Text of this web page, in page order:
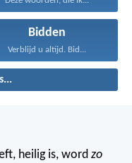
Bidden
Verblijd u altijd. Bid...
heilig is, word zo